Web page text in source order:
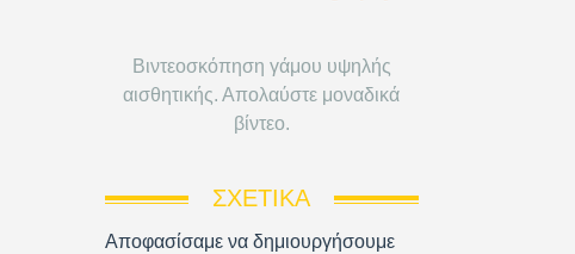
Βιντεοσκόπηση γάμου υψηλής
αισθητικής. Απολαύστε μοναδικά
βίντεο.
ΣΧΕΤΙΚΆ
Αποφασίσαμε να δημιουργήσουμε